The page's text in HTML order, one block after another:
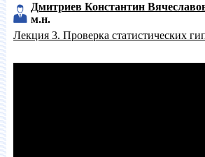
Дмитриев Константин
м.н.
Лекция 3. Проверка статистических